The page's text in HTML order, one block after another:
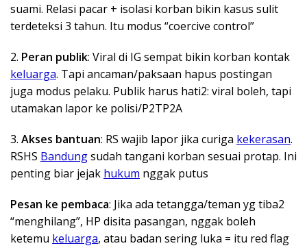
suami. Relasi pacar + isolasi korban bikin kasus sulit
terdeteksi 3 tahun. Itu modus “coercive control”
2. Peran publik: Viral di IG sempat bikin korban kontak
keluarga. Tapi ancaman/paksaan hapus postingan
juga modus pelaku. Publik harus hati2: viral boleh, tapi
utamakan lapor ke polisi/P2TP2A
3. Akses bantuan: RS wajib lapor jika curiga kekerasan.
RSHS Bandungsudah tangani korban sesuai protap. Ini
penting biar jejak hukum nggak putus
Pesan ke pembaca: Jika ada tetangga/teman yg tiba2
“menghilang”, HP disita pasangan, nggak boleh
ketemu keluarga, atau badan sering luka = itu red flag